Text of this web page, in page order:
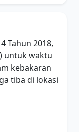
Tahun 2018,
untuk waktu
kebakaran
tiba di lokasi